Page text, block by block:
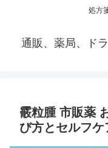
処方
通販、薬局、ド
霰粒腫 市販薬
び方とセルフ